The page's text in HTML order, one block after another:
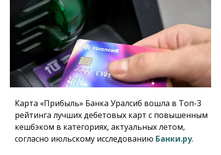
Карта «Прибыль» Банка Уралсиб вошла в Топ-3
рейтинга лучших дебетовых карт с повышенным
кешбэком в категориях, актуальных летом,
согласно июльскому исследованию Банки.ру.